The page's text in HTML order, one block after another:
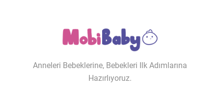
MobiBaby
Anneleri Bebeklerine, Bebekleri Ilk Adımlarına
Hazırlıyoruz.